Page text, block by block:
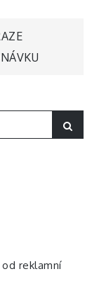
reklamní